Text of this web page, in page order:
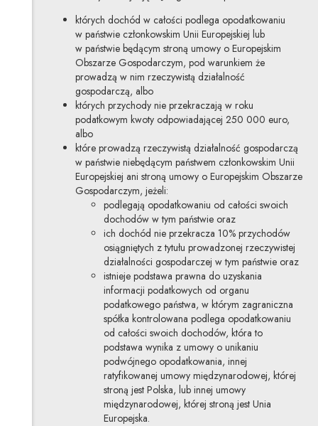
których dochód w całości podlega opodatkowaniu
w państwie członkowskim Unii Europejskiej lub
w państwie będącym stroną umowy o Europejskim
Obszarze Gospodarczym, pod warunkiem że
prowadzą w nim rzeczywistą działalność
gospodarczą, albo
których przychody nie przekraczają w roku
podatkowym kwoty odpowiadającej 250 000 euro,
albo
które prowadzą rzeczywistą działalność gospodarczą
w państwie niebędącym państwem członkowskim Unii
Europejskiej ani stroną umowy o Europejskim Obszarze
Gospodarczym, jeżeli:
podlegają opodatkowaniu od całości swoich
dochodów w tym państwie oraz
ich dochód nie przekracza 10% przychodów
osiągniętych z tytułu prowadzonej rzeczywistej
działalności gospodarczej w tym państwie oraz
istnieje podstawa prawna do uzyskania
informacji podatkowych od organu
podatkowego państwa, w którym zagraniczna
spółka kontrolowana podlega opodatkowaniu
od całości swoich dochodów, która to
podstawa wynika z umowy o unikaniu
podwójnego opodatkowania, innej
ratyfikowanej umowy międzynarodowej, której
stroną jest Polska, lub innej umowy
międzynarodowej, której stroną jest Unia
Europejska.